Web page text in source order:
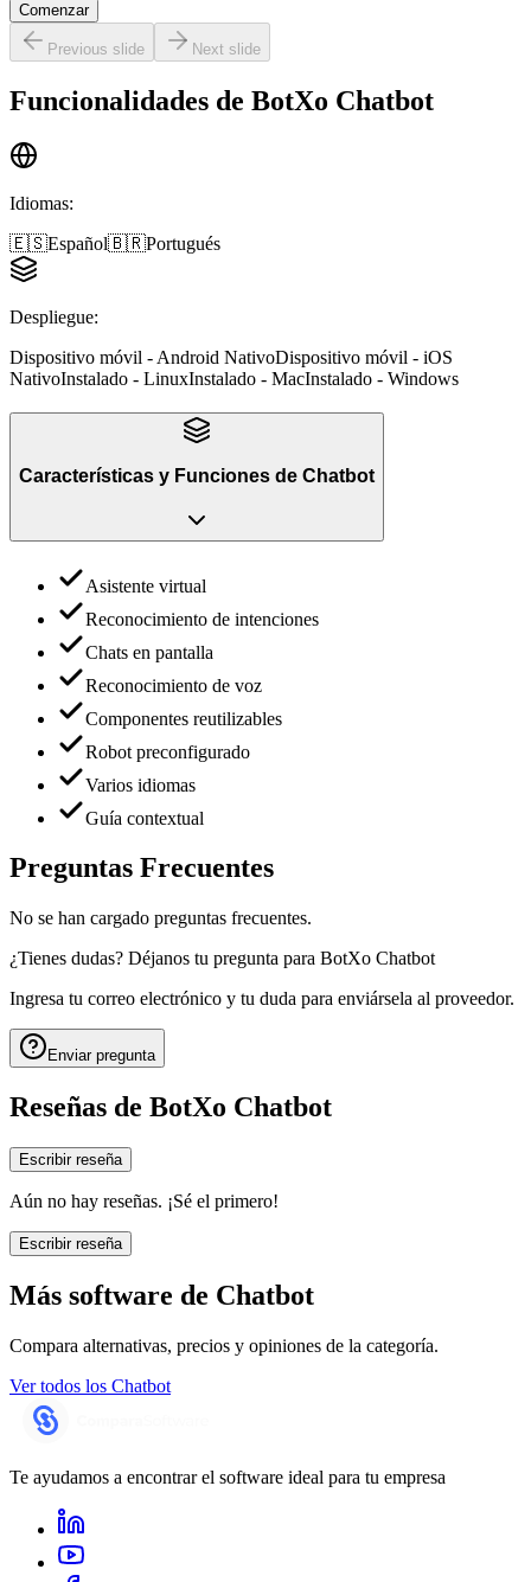
Comenzar
Previous slide Next slide
Funcionalidades de BotXo Chatbot
Idiomas:
🇪🇸Español🇧🇷Portugués
Despliegue:
Dispositivo móvil - Android NativoDispositivo móvil - iOS
NativoInstalado - LinuxInstalado - MacInstalado - Windows
Características y Funciones de Chatbot
Asistente virtual
Reconocimiento de intenciones
Chats en pantalla
Reconocimiento de voz
Componentes reutilizables
Robot preconfigurado
Varios idiomas
Guía contextual
Preguntas Frecuentes
No se han cargado preguntas frecuentes.
¿Tienes dudas? Déjanos tu pregunta para BotXo Chatbot
Ingresa tu correo electrónico y tu duda para enviársela al proveedor.
Enviar pregunta
Reseñas de BotXo Chatbot
Escribir reseña
Aún no hay reseñas. ¡Sé el primero!
Escribir reseña
Más software de Chatbot
Compara alternativas, precios y opiniones de la categoría.
Ver todos los Chatbot
Te ayudamos a encontrar el software ideal para tu empresa